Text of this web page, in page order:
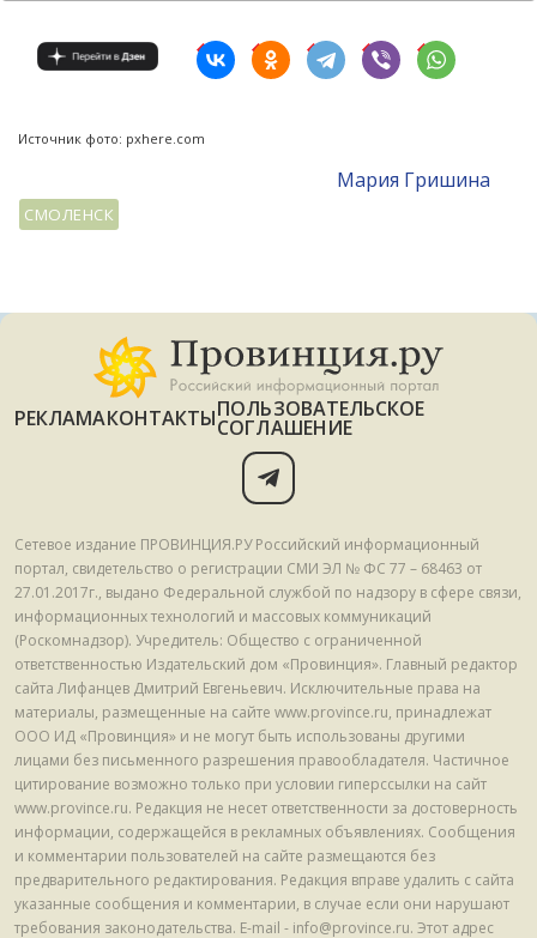
Источник фото: pxhere.com
Мария Гришина
СМОЛЕНСК
РЕКЛАМАКОНТАКТЫПОЛЬЗОВАТЕЛЬСКОЕ
СОГЛАШЕНИЕ
Сетевое издание ПРОВИНЦИЯ.РУ Российский информационный
портал, свидетельство о регистрации СМИ ЭЛ № ФС 77 – 68463 от
27.01.2017г., выдано Федеральной службой по надзору в сфере связи,
информационных технологий и массовых коммуникаций
(Роскомнадзор). Учредитель: Общество с ограниченной
ответственностью Издательский дом «Провинция». Главный редактор
сайта Лифанцев Дмитрий Евгеньевич. Исключительные права на
материалы, размещенные на сайте www.province.ru, принадлежат
ООО ИД «Провинция» и не могут быть использованы другими
лицами без письменного разрешения правообладателя. Частичное
цитирование возможно только при условии гиперссылки на сайт
www.province.ru. Редакция не несет ответственности за достоверность
информации, содержащейся в рекламных объявлениях. Сообщения
и комментарии пользователей на сайте размещаются без
предварительного редактирования. Редакция вправе удалить с сайта
указанные сообщения и комментарии, в случае если они нарушают
требования законодательства. E-mail - info@province.ru. Этот адрес